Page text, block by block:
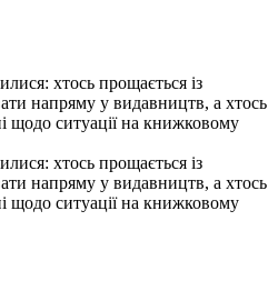
хтось прощається із
напряму у видавництв, а хтось
щодо ситуації на книжковому
хтось прощається із
напряму у видавництв, а хтось
щодо ситуації на книжковому